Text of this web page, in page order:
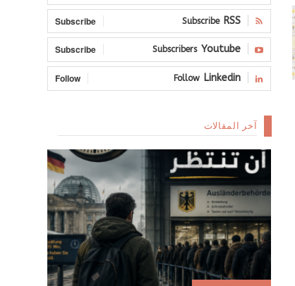
RSS
Subscribe
Subscribe
Youtube
Subscribers
Subscribe
Linkedin
Follow
Follow
آخر المقالات